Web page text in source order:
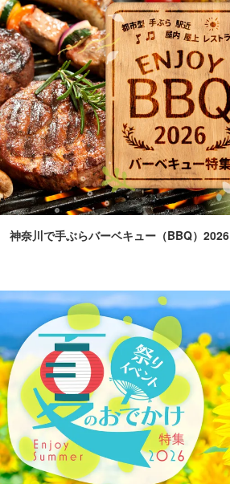
神奈川で手ぶらバーベキュー（BBQ）2026